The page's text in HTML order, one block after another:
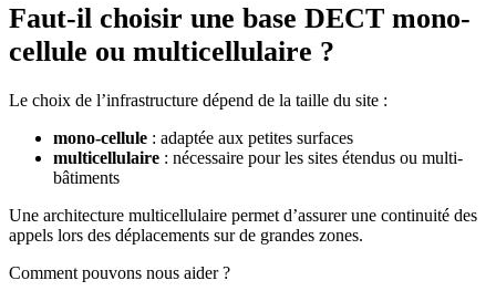
Faut-il choisir une base DECT mono-
cellule ou multicellulaire ?
Le choix de l’infrastructure dépend de la taille du site :
mono-cellule : adaptée aux petites surfaces
multicellulaire : nécessaire pour les sites étendus ou multi-
bâtiments
Une architecture multicellulaire permet d’assurer une continuité des
appels lors des déplacements sur de grandes zones.
Comment pouvons nous aider ?